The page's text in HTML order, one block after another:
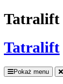
Tatralift
Tatralift
Pokaż menu